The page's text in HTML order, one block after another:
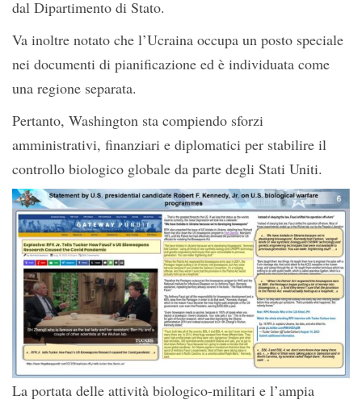
dal Dipartimento di Stato.
Va inoltre notato che l’Ucraina occupa un posto speciale
nei documenti di pianificazione ed è individuata come
una regione separata.
Pertanto, Washington sta compiendo sforzi
amministrativi, finanziari e diplomatici per stabilire il
controllo biologico globale da parte degli Stati Uniti.
La portata delle attività biologico-militari e l’ampia